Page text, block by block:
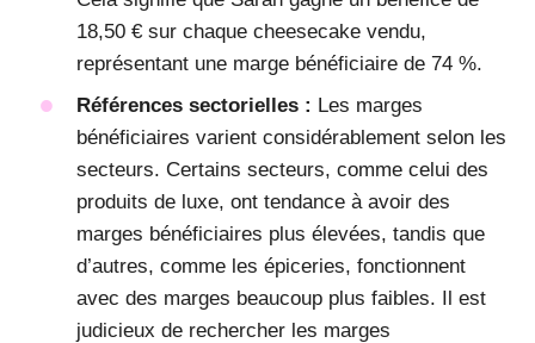
18,50 € sur chaque cheesecake vendu,
représentant une marge bénéficiaire de 74 %.
Références sectorielles : Les marges
bénéficiaires varient considérablement selon les
secteurs. Certains secteurs, comme celui des
produits de luxe, ont tendance à avoir des
marges bénéficiaires plus élevées, tandis que
d’autres, comme les épiceries, fonctionnent
avec des marges beaucoup plus faibles. Il est
judicieux de rechercher les marges